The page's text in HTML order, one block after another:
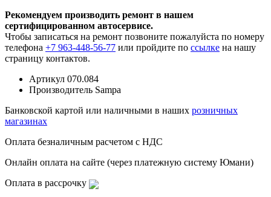
Рекомендуем производить ремонт в нашем
сертифицированном автосервисе.
Чтобы записаться на ремонт позвоните пожалуйста по номеру
телефона +7 963-448-56-77 или пройдите по ссылке на нашу
страницу контактов.
Артикул 070.084
Производитель Sampa
Банковской картой или наличными в наших розничных
магазинах
Оплата безналичным расчетом с НДС
Онлайн оплата на сайте (через платежную систему Юмани)
Оплата в рассрочку